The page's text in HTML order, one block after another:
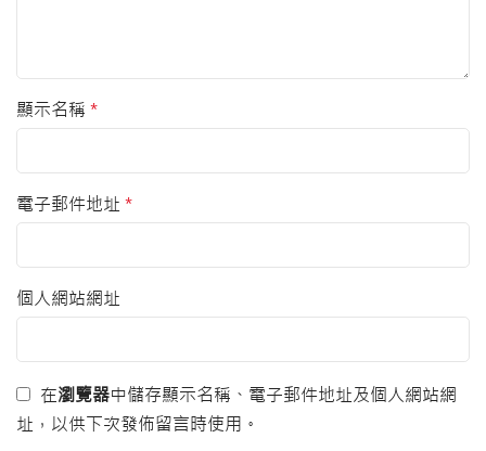
顯示名稱 *
電子郵件地址 *
個人網站網址
在瀏覽器中儲存顯示名稱、電子郵件地址及個人網站網
址，以供下次發佈留言時使用。